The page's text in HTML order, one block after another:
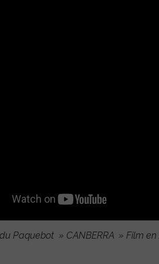
Paquebot » CANBERRA » Film en